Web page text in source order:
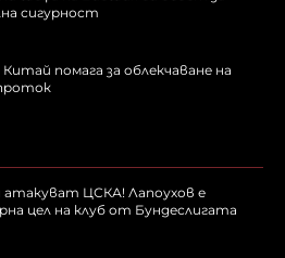
сигурност
помага за облекчаване на
атакуват ЦСКА! Лапоухов е
цел на клуб от Бундеслигата